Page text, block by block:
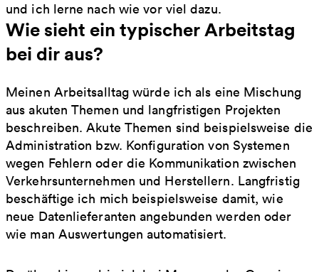
und ich lerne nach wie vor viel dazu.
Wie sieht ein typischer Arbeitstag
bei dir aus?
Meinen Arbeitsalltag würde ich als eine Mischung
aus akuten Themen und langfristigen Projekten
beschreiben. Akute Themen sind beispielsweise die
Administration bzw. Konfiguration von Systemen
wegen Fehlern oder die Kommunikation zwischen
Verkehrsunternehmen und Herstellern. Langfristig
beschäftige ich mich beispielsweise damit, wie
neue Datenlieferanten angebunden werden oder
wie man Auswertungen automatisiert.